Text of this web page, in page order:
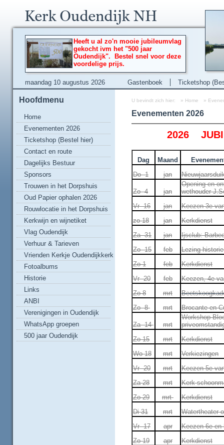
maandag 10 augustus 2026 Gastenboek Ticketshop
Heeft u al zo'n mooie jubileumvlag
gekocht ivm het "500 jaar
Oudendijk". Bestel snel voor deze
voordelige prijs.
Hoofdmenu
Home
Evenementen 2026
Ticketshop (Bestel hier)
Contact en route
Dagelijks Bestuur
Sponsors
Trouwen in het Dorpshuis
Oud Papier ophalen 2026
Rouwlocatie in het Dorpshuis
Kerkwijn en wijnetiket
Vlag Oudendijk
Verhuur & Tarieven
Vrienden Kerkje Oudendijkkerk
Fotoalbums
Historie
Links
ANBI
Verenigingen in Oudendijk
WhatsApp groepen
500 jaar Oudendijk
U bevindt zich hier: » Home »
Evenementen 2026
2026
Dag Maand
Do 1
jan
Zo 4 jan
Opening en
wethouder
Vr 16
jan
Keezen 3e
zo 18
jan
Kerkdienst
Za 31
jan
Ijsclub:
Zo 15
feb
Lezing
Zo 1
feb
Kerkdienst
Vr 20
feb
Keezen, 4e
Zo 8
mrt
Zo 8
mrt Brocante en
Za 14 mrt
Workshop
Zo 15
mrt
Kerkdienst
Wo 18
mrt
Verkiezingen
Vr 20
mrt
Keezen 5e
Za 28
mrt
Kerk
Zo 29
mrt
Kerkdienst
Di 31
mrt
Watertheater
Vr 17
apr
Keezen 6e
Zo 19
apr
Kerkdienst